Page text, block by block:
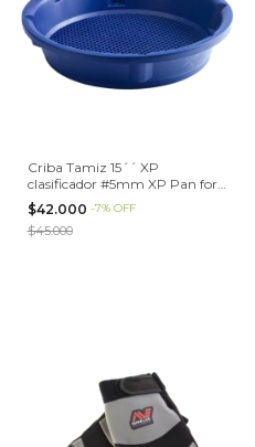
Criba Tamiz 15´´ XP
clasificador #5mm XP Pan for
Gold Prospecting
$42.000 -7% OFF
$45.000